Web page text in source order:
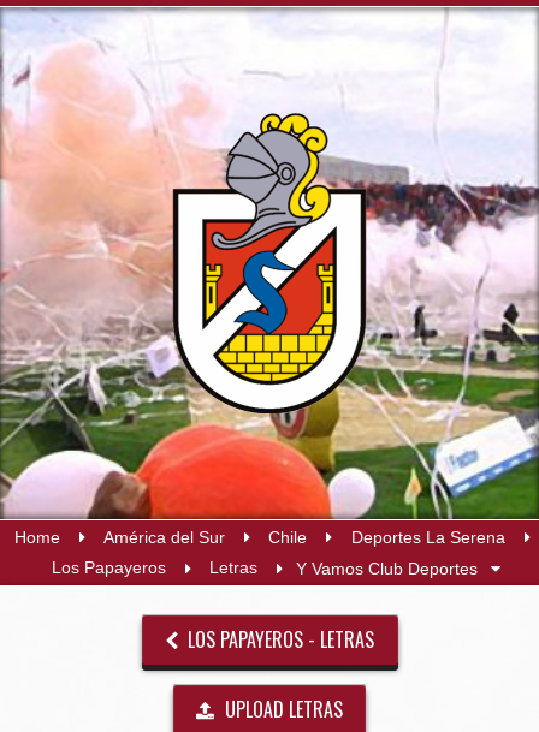
Home América del Sur Chile
Deportes La Serena
Los Papayeros
Letras Y Vamos Club Deportes
LOS PAPAYEROS - LETRAS
UPLOAD LETRAS